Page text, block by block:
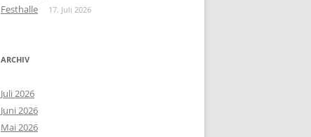
Festhalle
17. Juli 2026
ARCHIV
Juli 2026
Juni 2026
Mai 2026